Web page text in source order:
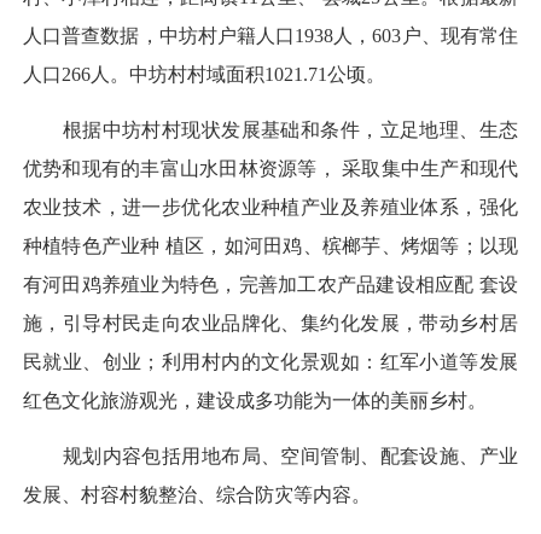
人口普查数据，中坊村户籍人口1938人，603户、现有常住
人口266人。中坊村村域面积1021.71公顷。
根据中坊村村现状发展基础和条件，立足地理、生态
优势和现有的丰富山水田林资源等， 采取集中生产和现代
农业技术，进一步优化农业种植产业及养殖业体系，强化
种植特色产业种 植区，如河田鸡、槟榔芋、烤烟等；以现
有河田鸡养殖业为特色，完善加工农产品建设相应配 套设
施，引导村民走向农业品牌化、集约化发展，带动乡村居
民就业、创业；利用村内的文化景观如：红军小道等发展
红色文化旅游观光，建设成多功能为一体的美丽乡村。
规划内容包括用地布局、空间管制、配套设施、产业
发展、村容村貌整治、综合防灾等内容。